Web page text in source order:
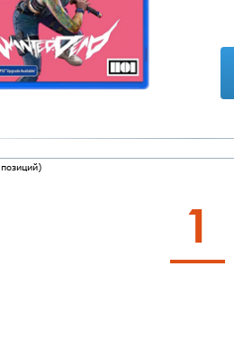
позиций)
1